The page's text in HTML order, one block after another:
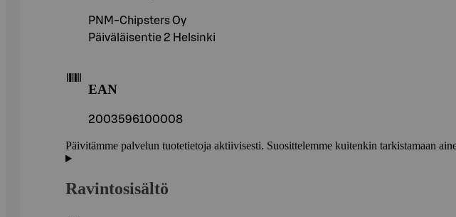
PNM-Chipsters Oy
Päiväläisentie 2 Helsinki
EAN
2003596100008
Päivitämme palvelun tuotetietoja aktiivisesti. Suosittelemme kuitenkin tarkistamaan
Ravintosisältö